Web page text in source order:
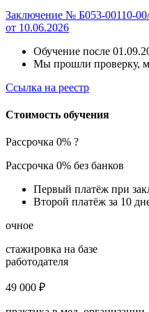
Заключение № Б053-00110-
от 10.06.2026
Обучение после
Мы прошли проверку,
Ссылка на реестр
Стоимость обучения
Рассрочка 0% ?
Рассрочка 0% без банков
Первый платёж при
Второй платёж за 10
очное
стажировка на базе
работодателя
49 000 ₽